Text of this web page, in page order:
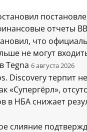
отчеты
что
не могут
Tegna 6 августа 2026
Discovery терпит
«Супергёрл»,
в НБА снижает
слияние